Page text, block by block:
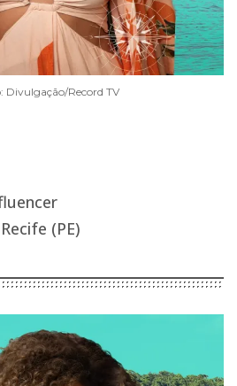
Divulgação/Record TV
(PE)